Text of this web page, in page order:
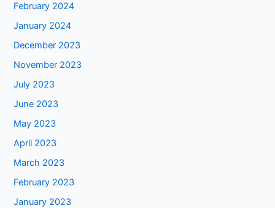
February 2024
January 2024
December 2023
November 2023
July 2023
June 2023
May 2023
April 2023
March 2023
February 2023
January 2023